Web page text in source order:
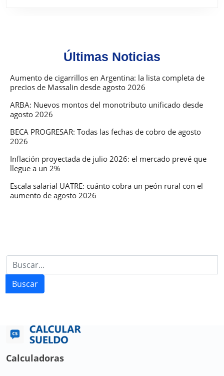
Diputados
Últimas Noticias
Aumento de cigarrillos en Argentina: la lista completa de
precios de Massalin desde agosto 2026
ARBA: Nuevos montos del monotributo unificado desde
agosto 2026
BECA PROGRESAR: Todas las fechas de cobro de agosto
2026
Inflación proyectada de julio 2026: el mercado prevé que
llegue a un 2%
Escala salarial UATRE: cuánto cobra un peón rural con el
aumento de agosto 2026
Buscar
Calculadoras